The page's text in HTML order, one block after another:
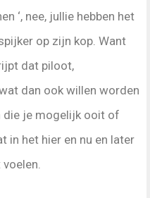
‘, nee, jullie hebben het
op zijn kop. Want
dat piloot,
dan ook willen worden
die je mogelijk ooit of
het hier en nu en later